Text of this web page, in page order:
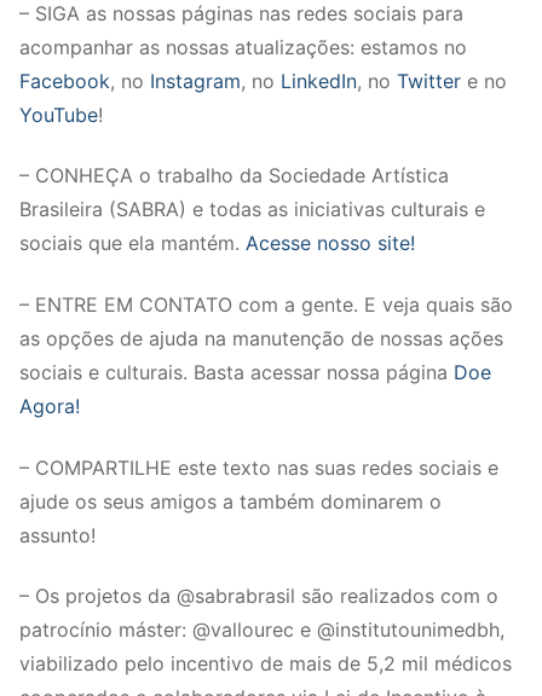
– SIGA as nossas páginas nas redes sociais para
acompanhar as nossas atualizações: estamos no
Facebook, no Instagram, no LinkedIn, no Twitter e no
YouTube!
– CONHEÇA o trabalho da Sociedade Artística
Brasileira (SABRA) e todas as iniciativas culturais e
sociais que ela mantém. Acesse nosso site!
– ENTRE EM CONTATO com a gente. E veja quais são
as opções de ajuda na manutenção de nossas ações
sociais e culturais. Basta acessar nossa página Doe
Agora!
– COMPARTILHE este texto nas suas redes sociais e
ajude os seus amigos a também dominarem o
assunto!
– Os projetos da @sabrabrasil são realizados com o
patrocínio máster: @vallourec e @institutounimedbh,
viabilizado pelo incentivo de mais de 5,2 mil médicos